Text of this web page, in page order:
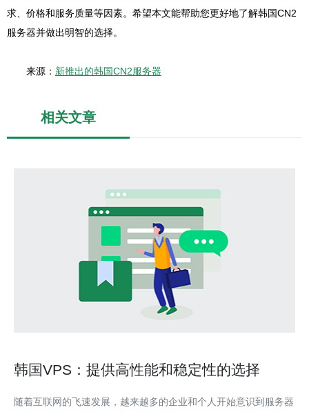
求、价格和服务质量等因素。希望本文能帮助您更好地了解韩国CN2
服务器并做出明智的选择。
来源： 新推出的韩国CN2服务器
相关文章
韩国VPS：提供高性能和稳定性的选择
随着互联网的飞速发展，越来越多的企业和个人开始意识到服务器